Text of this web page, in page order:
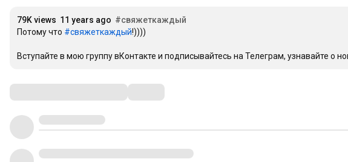
79K views 11 years ago #свяжеткаждый
Потому что #свяжеткаждый!))))
Вступайте в мою группу вКонтакте и подписывайтесь на Телеграм, узнавайте о